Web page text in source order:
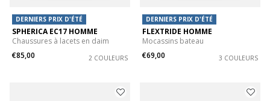
DERNIERS PRIX D'ÉTÉ
SPHERICA EC17 HOMME
Chaussures à lacets en daim
€85,00
2 COULEURS
DERNIERS PRIX D'ÉTÉ
FLEXTRIDE HOMME
Mocassins bateau
€69,00
3 COULEURS